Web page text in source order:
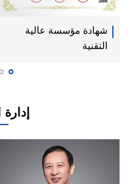
2000
1994
شهادة مؤسسة عالية
التقنية